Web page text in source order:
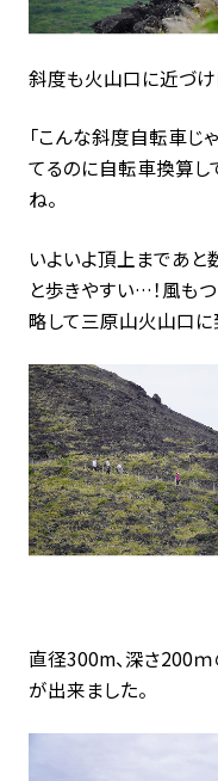
斜度も火山口に近づけ
「こんな斜度自転車じ
てるのに自転車換算し
ね。
いよいよ頂上まであと
と歩きやすい…！風もつ
略して三原山火山口に
直径300m、深さ200ｍ
が出来ました。